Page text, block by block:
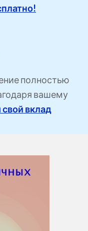
полностью
вашему
свой вклад